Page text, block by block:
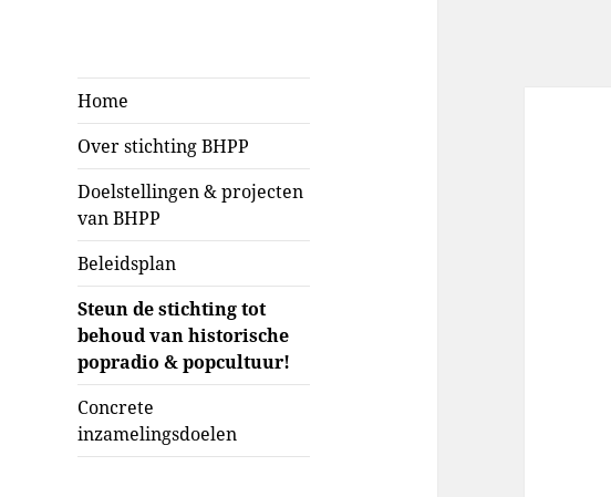
Stichting BHPP
Klassieke popradio &
popcultuur voor de
toekomst behouden
Home
Over stichting BHPP
Doelstellingen & projecten
van BHPP
Beleidsplan
Steun de stichting tot
behoud van historische
popradio & popcultuur!
Concrete
inzamelingsdoelen